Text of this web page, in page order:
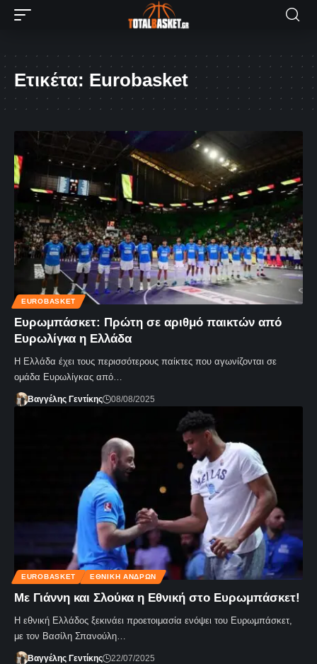
Ετικέτα: Eurobasket
EUROBASKET
Ευρωμπάσκετ: Πρώτη σε αριθμό παικτών από
Ευρωλίγκα η Ελλάδα
Η Ελλάδα έχει τους περισσότερους παίκτες που αγωνίζονται σε
ομάδα Ευρωλίγκας από…
Βαγγέλης Γεντίκης 08/08/2025
EUROBASKET ΕΘΝΙΚΉ ΑΝΔΡΏΝ
Με Γιάννη και Σλούκα η Εθνική στο Ευρωμπάσκετ!
Η εθνική Ελλάδος ξεκινάει προετοιμασία ενόψει του Ευρωμπάσκετ,
με τον Βασίλη Σπανούλη…
Βαγγέλης Γεντίκης 22/07/2025